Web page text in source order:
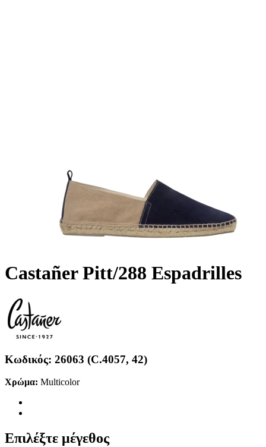
Castañer Pitt/288 Espadrilles
Κωδικός: 26063 (C.4057, 42)
Χρώμα: Multicolor
Επιλέξτε μέγεθος